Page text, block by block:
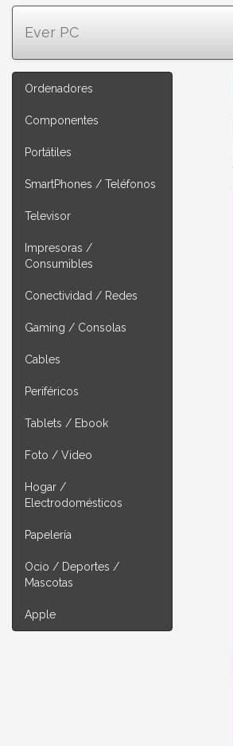
Ever PC
Ordenadores
Componentes
Portátiles
SmartPhones / Teléfonos
Televisor
Impresoras /
Consumibles
Conectividad / Redes
Gaming / Consolas
Cables
Periféricos
Tablets / Ebook
Foto / Video
Hogar /
Electrodomésticos
Papelería
Ocio / Deportes /
Mascotas
Apple